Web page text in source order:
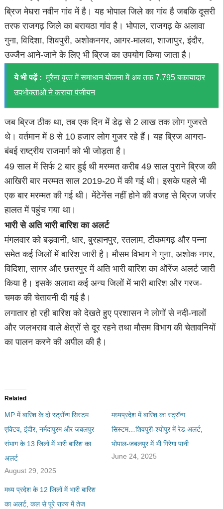
ब्रिज मेघरा नवीन गांव में है। यह भोपाल जिले का गांव है जबकि दूसरी
तरफ राजगढ़ जिले का बरायठा गांव है। भोपाल, राजगढ़ के अलावा
गुना, विदिशा, शिवपुरी, अशोकनगर, आगर-मालवा, शाजापुर, इंदौर,
उज्जैन आने-जाने के लिए भी ब्रिज का उपयोग किया जाता है।
ये भी पढ़ें : मुरैना वृत्‍त में समाधान योजना में अब तक 7,795 बकायादार
उपभोक्‍ताओं ने कराया पंजीयन
जब ब्रिज ठीक था, तब एक दिन में डेढ़ से 2 लाख तक लोग गुजरते
थे। वर्तमान में 8 से 10 हजार लोग गुजर रहे हैं। यह ब्रिज आगरा-
बंबई राष्ट्रीय राजमार्ग को भी जोड़ता है।
49 साल में सिर्फ 2 बार हुई थी मरम्मत करीब 49 साल पुराने ब्रिज की
आखिरी बार मरम्मत साल 2019-20 में की गई थी। इसके पहले भी
एक बार मरम्मत की गई थी। मेंटेनेंस नहीं होने की वजह से ब्रिज जर्जर
हालत में पहुंच गया था।
भारी से अति भारी बारिश का अलर्ट
मंगलवार को बड़वानी, धार, बुरहानपुर, रतलाम, टीकमगढ़ और पन्ना
समेत कई जिलों में बारिश जारी है। मौसम विभाग ने गुना, अशोक नगर,
विदिशा, सागर और छतरपुर में अति भारी बारिश का ऑरेंज अलर्ट जारी
किया है। इसके अलावा कई अन्य जिलों में भारी बारिश और गरज-
चमक की चेतावनी दी गई है।
लगातार हो रही बारिश को देखते हुए प्रशासन ने लोगों से नदी-नालों
और जलभराव वाले क्षेत्रों से दूर रहने तथा मौसम विभाग की चेतावनियों
का पालन करने की अपील की है।
Related
MP में बारिश के दो स्ट्रॉन्ग सिस्टम
एक्टिव, इंदौर, नर्मदापुरम और जबलपुर
संभाग के 13 जिलों में भारी बारिश का
अलर्ट
August 29, 2025
मध्यप्रदेश में बारिश का स्ट्रॉन्ग
सिस्टम…शिवपुरी-श्योपुर में रेड अलर्ट,
भोपाल-जबलपुर में भी गिरेगा पानी
June 24, 2025
मध्य प्रदेश के 12 जिलों में भारी बारिश
का अलर्ट, कल से पूरे राज्य में तेज